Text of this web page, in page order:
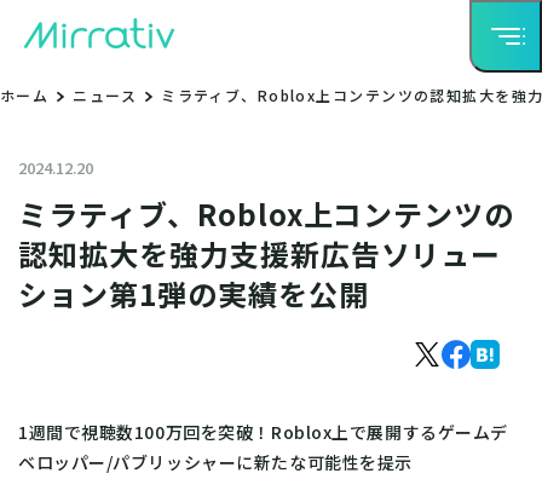
ホーム ニュース ミラティブ、Roblox上コンテンツの認知拡大を強
2024.12.20
ミラティブ、Roblox上コンテンツの
認知拡大を強力支援新広告ソリュー
ション第1弾の実績を公開
1週間で視聴数100万回を突破！Roblox上で展開するゲームデ
ベロッパー/パブリッシャーに新たな可能性を提示